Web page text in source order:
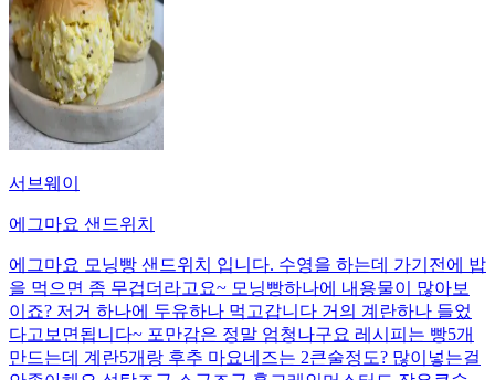
서브웨이
에그마요 샌드위치
에그마요 모닝빵 샌드위치 입니다. 수영을 하는데 가기전에 밥
을 먹으면 좀 무겁더라고요~ 모닝빵하나에 내용물이 많아보
이죠? 저거 하나에 두유하나 먹고갑니다 거의 계란하나 들었
다고보면됩니다~ 포만감은 정말 엄청나구요 레시피는 빵5개
만드는데 계란5개랑 후추 마요네즈는 2큰술정도? 많이넣는걸